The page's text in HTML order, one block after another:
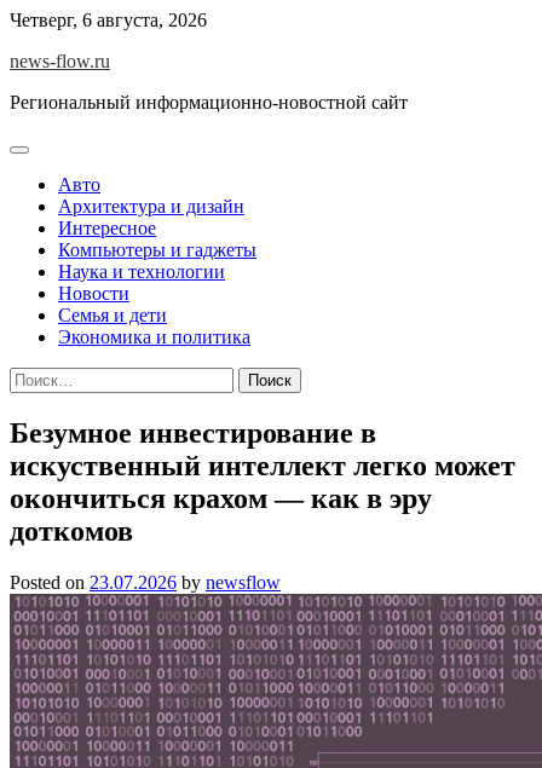
Skip
content
Четверг, 6 августа, 2026
news-flow.ru
Региональный информационно-новостной сайт
Авто
Архитектура и дизайн
Интересное
Компьютеры и гаджеты
Наука и технологии
Новости
Семья и дети
Экономика и политика
Найти:
Безумное инвестирование в
искуственный интеллект легко может
окончиться крахом — как в эру
доткомов
Posted on 23.07.2026 by newsflow